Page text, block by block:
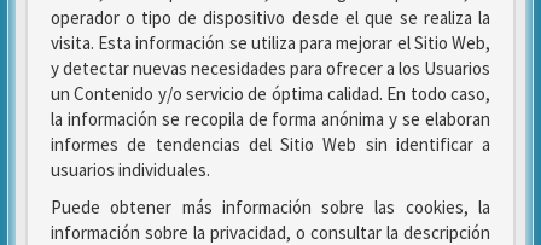
operador o tipo de dispositivo desde el que se realiza la
visita. Esta información se utiliza para mejorar el Sitio Web,
y detectar nuevas necesidades para ofrecer a los Usuarios
un Contenido y/o servicio de óptima calidad. En todo caso,
la información se recopila de forma anónima y se elaboran
informes de tendencias del Sitio Web sin identificar a
usuarios individuales.
Puede obtener más información sobre las cookies, la
información sobre la privacidad, o consultar la descripción